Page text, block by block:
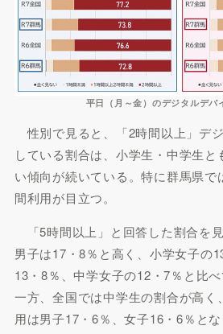
平日（月～金）のデジタルデバ
性別で見ると、「2時間以上」デ
している割合は、小学生・中学生
い傾向が続いている。特に群馬県
間利用が目立つ。
「5時間以上」と回答した割合を
男子は17・8％と高く、小学女子の
13・8％、中学女子の12・7％と比べ
一方、全国では中学生の割合が高く
用は男子17・6％、女子16・6％とな